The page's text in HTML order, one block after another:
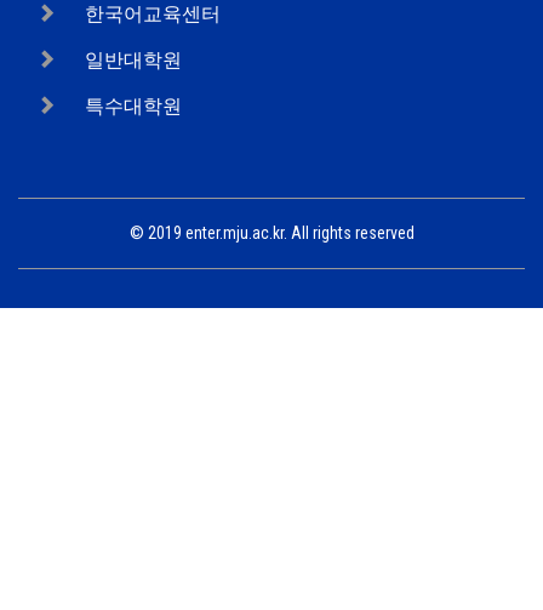
한국어교육센터
일반대학원
특수대학원
© 2019 enter.mju.ac.kr. All rights reserved